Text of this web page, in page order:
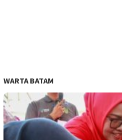
WARTA BATAM